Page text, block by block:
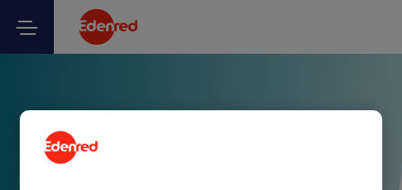
Vos questions Client Ticket
CESU - Définition / Lexique